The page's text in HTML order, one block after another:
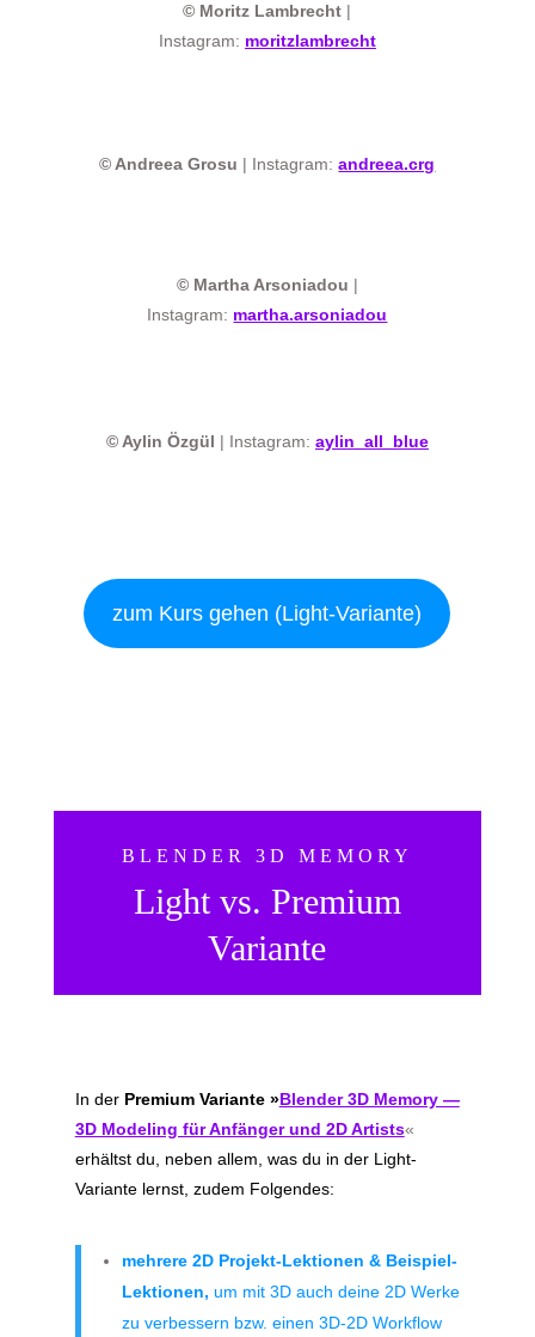
© Moritz Lambrecht |
Instagram: moritzlambrecht
© Andreea Grosu | Instagram:andreea.crg
© Martha Arsoniadou |
Instagram: martha.arsoniadou
© Aylin Özgül | Instagram: aylin_all_blue
zum Kurs gehen (Light-Variante)
BLENDER 3D MEMORY
Light vs. Premium
Variante
In der Premium Variante »Blender 3D Memory —
3D Modeling für Anfänger und 2D Artists«
erhältst du, neben allem, was du in der Light-
Variante lernst, zudem Folgendes:
mehrere 2D Projekt-Lektionen & Beispiel-
Lektionen, um mit 3D auch deine 2D Werke
zu verbessern bzw. einen 3D-2D Workflow